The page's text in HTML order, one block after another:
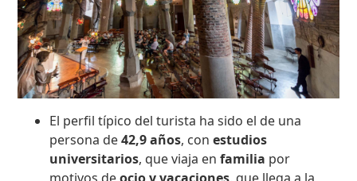
El perfil típico del turista ha sido el de una
persona de42,9 años, conestudios
universitarios, que viaja enfamilia por